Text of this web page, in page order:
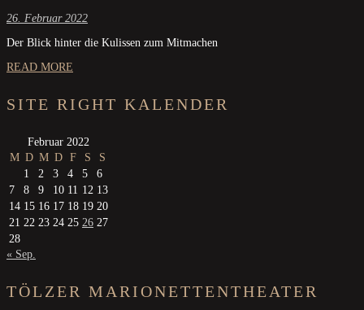
26. Februar 2022
Der Blick hinter die Kulissen zum Mitmachen
READ MORE
SITE RIGHT KALENDER
Februar 2022
M D M D F S
S
1
2 3 4 5
6
7
8 9 10 11 12 13
14 15 16 17 18 19 20
21 22 23 24 25 26 27
28
« Sep.
TÖLZER MARIONETTENTHEATER